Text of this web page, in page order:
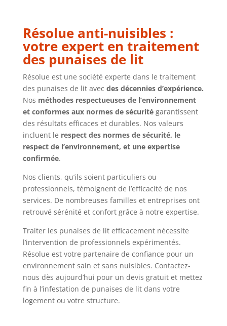
Résolue anti-nuisibles :
votre expert en traitement
des punaises de lit
Résolue est une société experte dans le traitement
des punaises de lit avec des décennies d’expérience.
Nos méthodes respectueuses de l’environnement
et conformes aux normes de sécuritégarantissent
des résultats efficaces et durables. Nos valeurs
incluent le respect des normes de sécurité, le
respect de l’environnement, et une expertise
confirmée.
Nos clients, qu’ils soient particuliers ou
professionnels, témoignent de l’efficacité de nos
services. De nombreuses familles et entreprises ont
retrouvé sérénité et confort grâce à notre expertise.
Traiter les punaises de lit efficacement nécessite
l’intervention de professionnels expérimentés.
Résolue est votre partenaire de confiance pour un
environnement sain et sans nuisibles. Contactez-
nous dès aujourd’hui pour un devis gratuit et mettez
fin à l’infestation de punaises de lit dans votre
logement ou votre structure.